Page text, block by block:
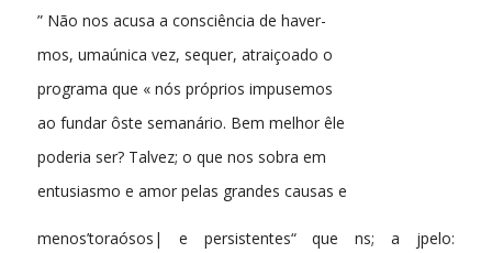
” Não nos acusa a consciência de haver-
mos, umaúnica vez, sequer, atraiçoado o
programa que « nós próprios impusemos
ao fundar ôste semanário. Bem melhor êle
poderia ser? Talvez; o que nos sobra em
entusiasmo e amor pelas grandes causas e
menos’toraósos| e persistentes“ que ns; a jpelo: